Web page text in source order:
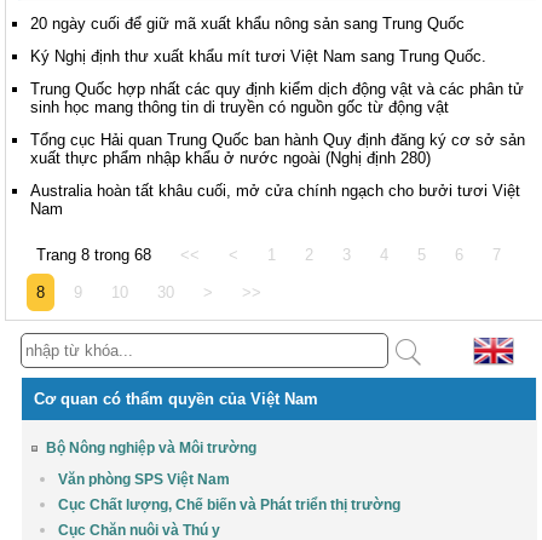
20 ngày cuối để giữ mã xuất khẩu nông sản sang Trung Quốc
Ký Nghị định thư xuất khẩu mít tươi Việt Nam sang Trung Quốc.
Trung Quốc hợp nhất các quy định kiểm dịch động vật và các phân tử
sinh học mang thông tin di truyền có nguồn gốc từ động vật
Tổng cục Hải quan Trung Quốc ban hành Quy định đăng ký cơ sở sản
xuất thực phẩm nhập khẩu ở nước ngoài (Nghị định 280)
Australia hoàn tất khâu cuối, mở cửa chính ngạch cho bưởi tươi Việt
Nam
Trang 8 trong 68 << < 1 2 3 4 5 6 7
8 9 10 30 > >>
Cơ quan có thẩm quyền của Việt Nam
Bộ Nông nghiệp và Môi trường
Văn phòng SPS Việt Nam
Cục Chất lượng, Chế biến và Phát triển thị trường
Cục Chăn nuôi và Thú y